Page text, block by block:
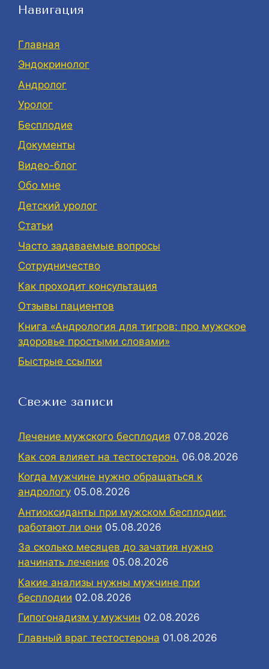
Навигация
Главная
Эндокринолог
Андролог
Уролог
Бесплодие
Документы
Видео-блог
Обо мне
Детский уролог
Статьи
Часто задаваемые вопросы
Сотрудничество
Как проходит консультация
Отзывы пациентов
Книга «Андрология для тигров: про мужское
здоровье простыми словами»
Быстрые ссылки
Свежие записи
Лечение мужского бесплодия 07.08.2026
Как соя влияет на тестостерон. 06.08.2026
Когда мужчине нужно обращаться к
андрологу 05.08.2026
Антиоксиданты при мужском бесплодии:
работают ли они 05.08.2026
За сколько месяцев до зачатия нужно
начинать лечение 05.08.2026
Какие анализы нужны мужчине при
бесплодии 02.08.2026
Гипогонадизм у мужчин 02.08.2026
Главный враг тестостерона 01.08.2026